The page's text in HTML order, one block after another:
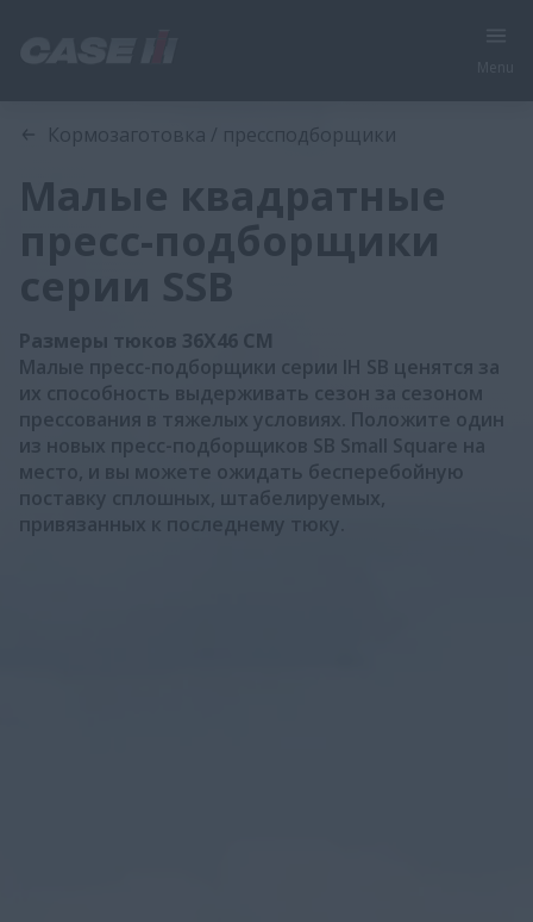
Кормозаготовка / прессподборщики
Малые квадратные
пресс-подборщики
серии SSB
Размеры тюков 36X46 CM
Малые пресс-подборщики серии IH SB ценятся за
их способность выдерживать сезон за сезоном
прессования в тяжелых условиях. Положите один
из новых пресс-подборщиков SB Small Square на
место, и вы можете ожидать бесперебойную
поставку сплошных, штабелируемых,
привязанных к последнему тюку.